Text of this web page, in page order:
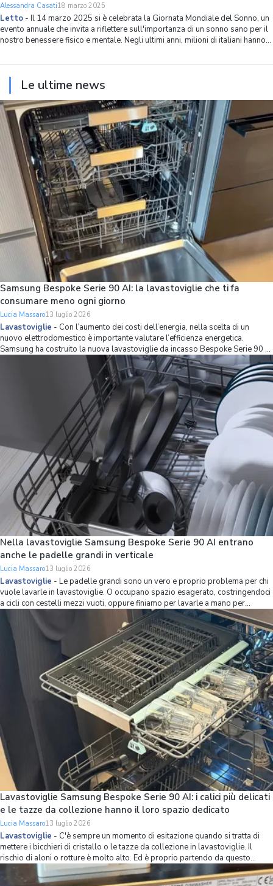
Alessandra Casati18 marzo 2025
Letto - Il 14 marzo 2025 si è celebrata la Giornata Mondiale del Sonno, un
evento annuale che invita a riflettere sull'importanza di un sonno sano per il
nostro benessere fisico e mentale. Negli ultimi anni, milioni di italiani hanno
Le ultime news
Samsung Bespoke Serie 90 AI: la lavastoviglie che ti fa
consumare meno ogni giorno
Lucia Massaro13 luglio 2026
Lavastoviglie - Con l’aumento dei costi dell’energia, nella scelta di un
nuovo elettrodomestico è importante valutare l’efficienza energetica.
Samsung ha costruito la nuova lavastoviglie da incasso Bespoke Serie 90 AI
partendo proprio da questo principio, combinando una classe energetica A
Nella lavastoviglie Samsung Bespoke Serie 90 AI entrano
anche le padelle grandi in verticale
Lucia Massaro13 luglio 2026
Lavastoviglie - Le padelle grandi sono un vero e proprio problema per chi
vuole lavarle in lavastoviglie. O occupano spazio esagerato, costringendoci
a cicli con cestelli mezzi vuoti, oppure finiamo per lavarle a mano per
mettere più stoviglie possibile in lavastoviglie. Se non volete avere più
questo problema,
Lavastoviglie Samsung Bespoke Serie 90 AI: i calici più delicati
e le tazze da collezione hanno il loro spazio dedicato
Lucia Massaro13 luglio 2026
Lavastoviglie - C'è sempre un momento di esitazione quando si tratta di
mettere i bicchieri di cristallo o le tazze da collezione in lavastoviglie. Il
rischio di aloni o rotture è molto alto. Ed è proprio partendo da questo
problema che Samsung ha ripensato l’organizzazione dello spazio interno
della lavastov